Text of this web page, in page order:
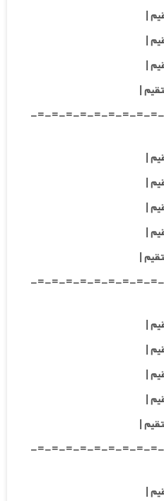
-=-=-=-=-=-=-=-=-
-=-=-=-=-=-=-=-=-
-=-=-=-=-=-=-=-=-